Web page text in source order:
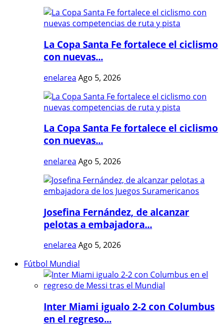
La Copa Santa Fe fortalece el ciclismo
con nuevas...
enelarea Ago 5, 2026
La Copa Santa Fe fortalece el ciclismo
con nuevas...
enelarea Ago 5, 2026
Josefina Fernández, de alcanzar
pelotas a embajadora...
enelarea Ago 5, 2026
Fútbol Mundial
Inter Miami igualo 2-2 con Columbus
en el regreso...